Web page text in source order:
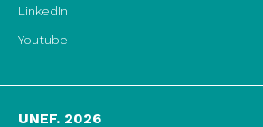
LinkedIn
Youtube
UNEF. 2026